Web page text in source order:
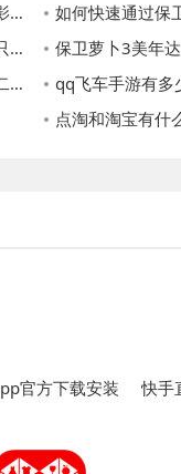
如何快速通过保卫萝卜
保卫萝卜3美年
qq飞车手游有多
点淘和淘宝有什
官方下载安装 快手